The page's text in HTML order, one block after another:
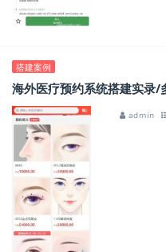
搭建案例
海外医疗预约系统搭建实录/
admin